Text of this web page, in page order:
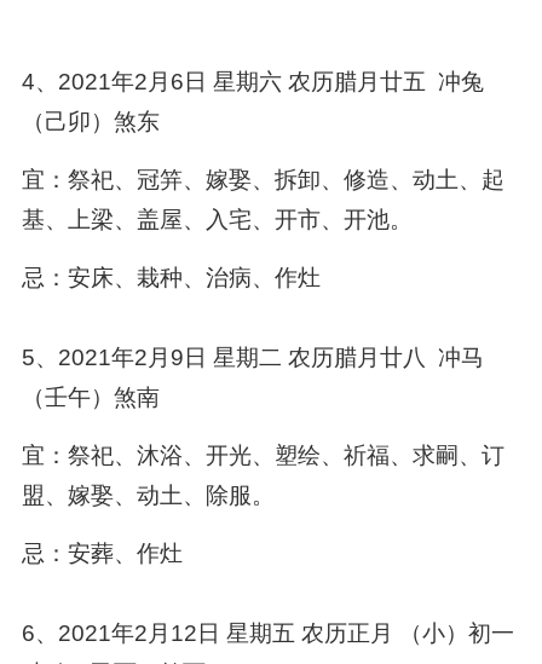
4、2021年2月6日 星期六 农历腊月廿五 冲兔
（己卯）煞东
宜：祭祀、冠笄、嫁娶、拆卸、修造、动土、起
基、上梁、盖屋、入宅、开市、开池。
忌：安床、栽种、治病、作灶
5、2021年2月9日 星期二 农历腊月廿八 冲马
（壬午）煞南
宜：祭祀、沐浴、开光、塑绘、祈福、求嗣、订
盟、嫁娶、动土、除服。
忌：安葬、作灶
6、2021年2月12日 星期五 农历正月 （小）初一